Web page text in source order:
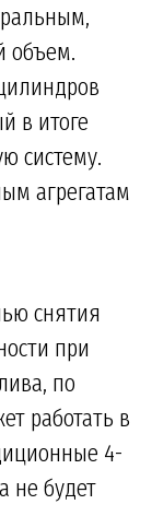
объем.
в итоге
систему.
агрегатам
снятия
при
по
работать в
4-
не будет